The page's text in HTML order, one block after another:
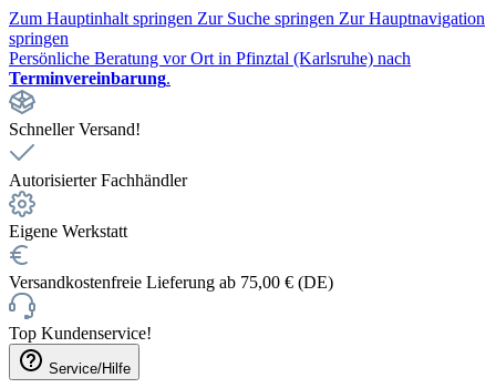
Zum Hauptinhalt springen Zur Suche springen Zur Hauptnavigation
springen
Persönliche Beratung vor Ort in Pfinztal (Karlsruhe) nach
Terminvereinbarung.
Schneller Versand!
Autorisierter Fachhändler
Eigene Werkstatt
Versandkostenfreie Lieferung ab 75,00 € (DE)
Top Kundenservice!
Service/Hilfe